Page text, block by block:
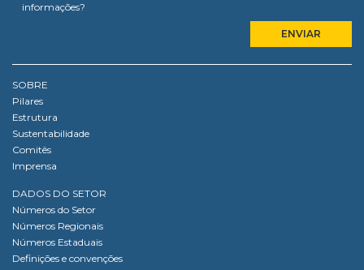
informações?
SOBRE
Pilares
Estrutura
Sustentabilidade
Comitês
Imprensa
DADOS DO SETOR
Números do Setor
Números Regionais
Números Estaduais
Definições e convenções